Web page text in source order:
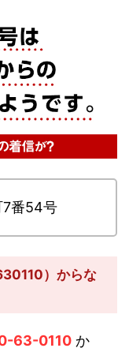
番54号
）からな
63-0110 か